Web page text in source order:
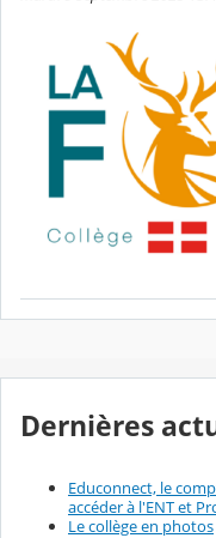
Dernières
Educonnect, le
accéder à l'ENT et
Le collège en photos